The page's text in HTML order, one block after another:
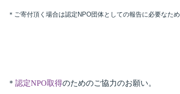
＊ご寄付頂く場合は認定NPO団体としての報告に必要なため
＊ 認定NPO取得のためのご協力のお願い。